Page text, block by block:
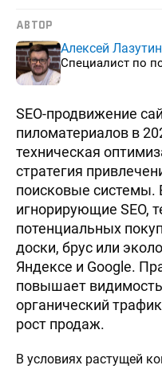
АВТОР
Алексей Лазутин
Специалист по
SEO-продвижение
пиломатериалов в
техническая
стратегия
поисковые системы.
игнорирующие SEO,
потенциальных
доски, брус или
Яндексе и Google.
повышает
органический
рост продаж.
В условиях растущей